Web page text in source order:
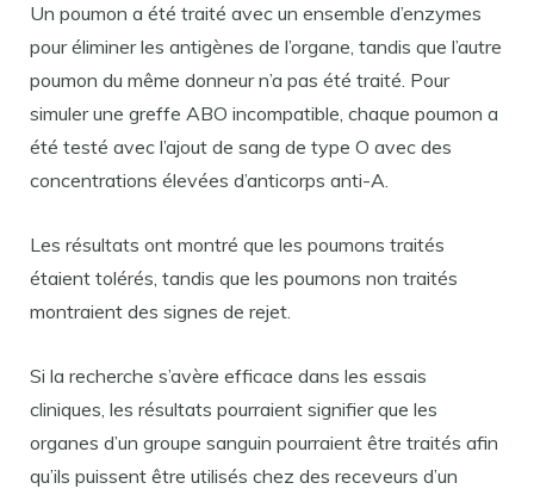
Un poumon a été traité avec un ensemble d’enzymes
pour éliminer les antigènes de l’organe, tandis que l’autre
poumon du même donneur n’a pas été traité. Pour
simuler une greffe ABO incompatible, chaque poumon a
été testé avec l’ajout de sang de type O avec des
concentrations élevées d’anticorps anti-A.
Les résultats ont montré que les poumons traités
étaient tolérés, tandis que les poumons non traités
montraient des signes de rejet.
Si la recherche s’avère efficace dans les essais
cliniques, les résultats pourraient signifier que les
organes d’un groupe sanguin pourraient être traités afin
qu’ils puissent être utilisés chez des receveurs d’un